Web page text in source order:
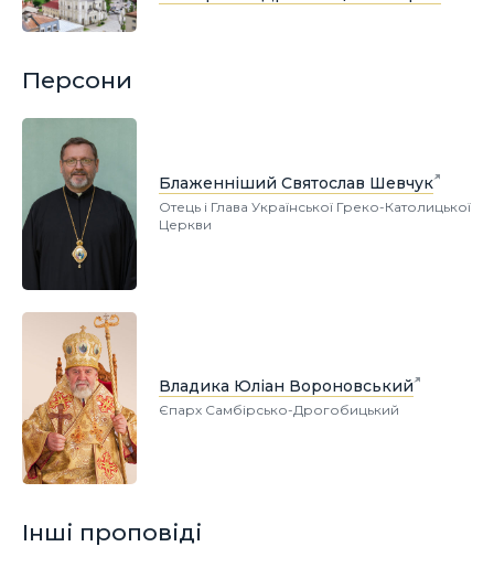
Персони
Блаженніший Святослав Шевчук
Отець і Глава Української Греко-Католицької
Церкви
Владика Юліан Вороновський
Єпарх Самбірсько-Дрогобицький
Інші проповіді